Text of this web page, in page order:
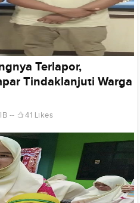
Terlapor,
Tindaklanjuti Warga
41 Likes